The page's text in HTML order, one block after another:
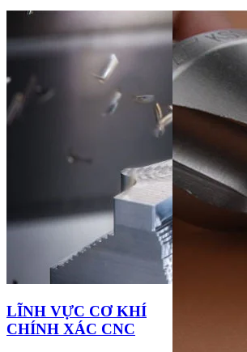
LĨNH VỰC CƠ KHÍ
CHÍNH XÁC CNC